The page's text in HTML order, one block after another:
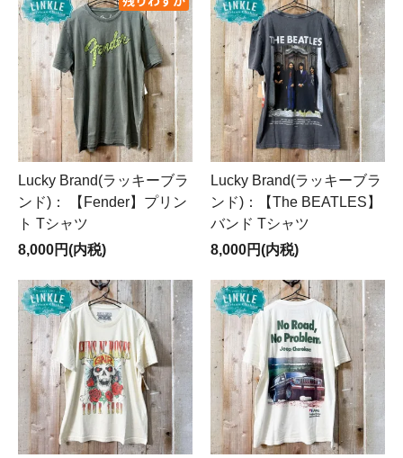
Lucky Brand(ラッキーブラ
ンド)： 【Fender】プリン
ト Tシャツ
8,000円(内税)
Lucky Brand(ラッキーブラ
ンド)：【The BEATLES】
バンド Tシャツ
8,000円(内税)